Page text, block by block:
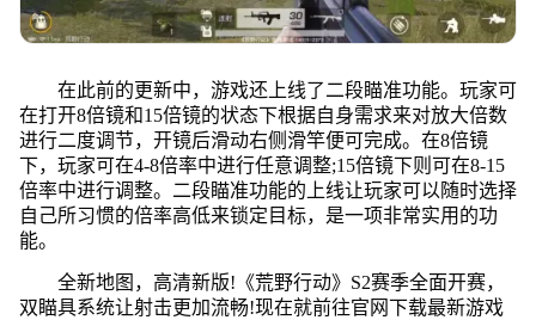
在此前的更新中，游戏还上线了二段瞄准功能。玩家可
在打开8倍镜和15倍镜的状态下根据自身需求来对放大倍数
进行二度调节，开镜后滑动右侧滑竿便可完成。在8倍镜
下，玩家可在4-8倍率中进行任意调整;15倍镜下则可在8-15
倍率中进行调整。二段瞄准功能的上线让玩家可以随时选择
自己所习惯的倍率高低来锁定目标，是一项非常实用的功
能。
全新地图，高清新版!《荒野行动》S2赛季全面开赛，
双瞄具系统让射击更加流畅!现在就前往官网下载最新游戏